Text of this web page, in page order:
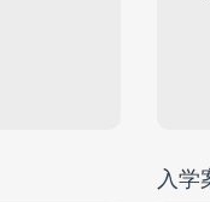
入学